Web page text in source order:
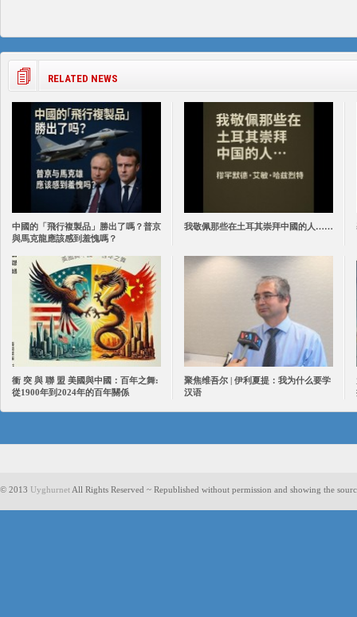
RELATED NEWS
中國的「飛行複製品」勝出了嗎？普京
與馬克龍應該感到羞愧嗎？
我敬佩那些在土耳其崇拜中國的人……
衝 突 與 聯 盟 美國與中國：百年之舞:
從1900年到2024年的百年關係
聚焦维吾尔 | 伊利夏提：我为什么要学
汉语
© 2013 Uyghurnet All Rights Reserved ~ Republished without permission and showing the